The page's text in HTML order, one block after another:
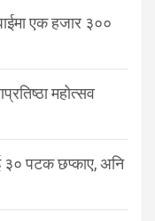
एक हजार ३००
महोत्सव
३० पटक छप्काए, अनि